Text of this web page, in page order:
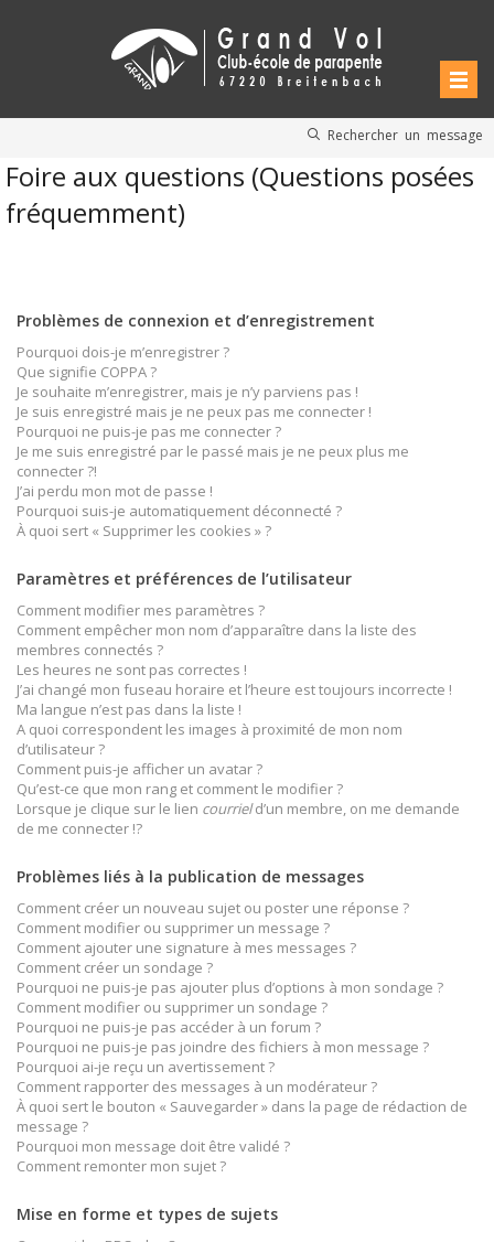
Rechercher un message
Foire aux questions (Questions posées
fréquemment)
Problèmes de connexion et d’enregistrement
Pourquoi dois-je m’enregistrer ?
Que signifie COPPA ?
Je souhaite m’enregistrer, mais je n’y parviens pas !
Je suis enregistré mais je ne peux pas me connecter !
Pourquoi ne puis-je pas me connecter ?
Je me suis enregistré par le passé mais je ne peux plus me
connecter ?!
J’ai perdu mon mot de passe !
Pourquoi suis-je automatiquement déconnecté ?
À quoi sert « Supprimer les cookies » ?
Paramètres et préférences de l’utilisateur
Comment modifier mes paramètres ?
Comment empêcher mon nom d’apparaître dans la liste des
membres connectés ?
Les heures ne sont pas correctes !
J’ai changé mon fuseau horaire et l’heure est toujours incorrecte !
Ma langue n’est pas dans la liste !
A quoi correspondent les images à proximité de mon nom
d’utilisateur ?
Comment puis-je afficher un avatar ?
Qu’est-ce que mon rang et comment le modifier ?
Lorsque je clique sur le lien courrield’un membre, on me demande
de me connecter !?
Problèmes liés à la publication de messages
Comment créer un nouveau sujet ou poster une réponse ?
Comment modifier ou supprimer un message ?
Comment ajouter une signature à mes messages ?
Comment créer un sondage ?
Pourquoi ne puis-je pas ajouter plus d’options à mon sondage ?
Comment modifier ou supprimer un sondage ?
Pourquoi ne puis-je pas accéder à un forum ?
Pourquoi ne puis-je pas joindre des fichiers à mon message ?
Pourquoi ai-je reçu un avertissement ?
Comment rapporter des messages à un modérateur ?
À quoi sert le bouton « Sauvegarder » dans la page de rédaction de
message ?
Pourquoi mon message doit être validé ?
Comment remonter mon sujet ?
Mise en forme et types de sujets